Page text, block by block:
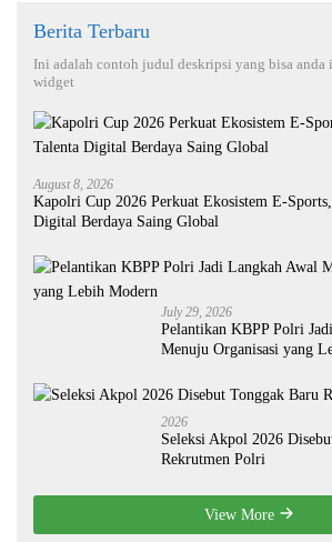
Berita Terbaru
Ini adalah contoh judul deskripsi yang bisa anda
widget
August 8, 2026
Kapolri Cup 2026 Perkuat Ekosistem E-
Digital Berdaya Saing Global
July 29, 2026
Pelantikan KBPP Polri
Menuju Organisasi yang
2026
Seleksi Akpol 2026
Rekrutmen Polri
View More